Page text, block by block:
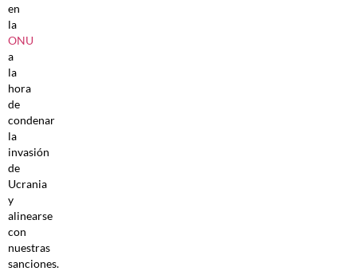
en
la
ONU
a
la
hora
de
condenar
la
invasión
de
Ucrania
y
alinearse
con
nuestras
sanciones.